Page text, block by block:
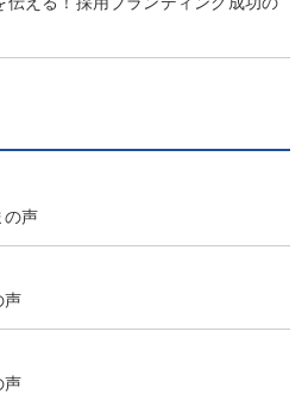
の声
声
声